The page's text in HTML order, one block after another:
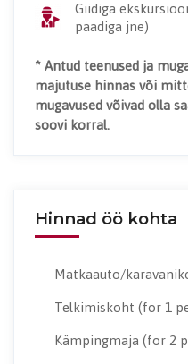
Giidiga
paadiga jne)
* Antud teenused ja
majutuse hinnas või
mugavused võivad olla
soovi korral.
Hinnad öö kohta
Matkaauto/
Telkimiskoht (for 1
Kämpingmaja (for 2